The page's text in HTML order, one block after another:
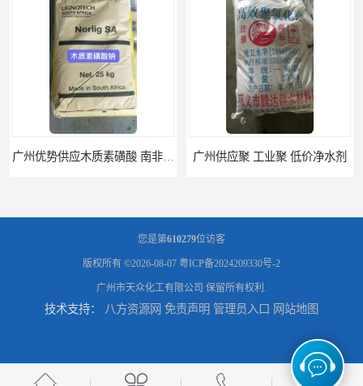
广州优势供应木质素磺酸 南非工业木质素磺酸 广州供应聚 工业聚 低价净水剂
供应广州 深圳 柠檬酸 山东英轩柠檬酸 二水柠檬酸 供应碳酸 工业小苏打
您是第610279位访客
版权所有 ©2026-08-07 粤ICP备2024209330号-2
广州市天众化工有限公司 保留所有权利.
技术支持： 八方资源网 免责声明 管理员入口 网站地图